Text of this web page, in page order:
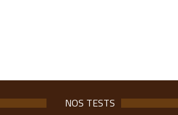
NOS TESTS